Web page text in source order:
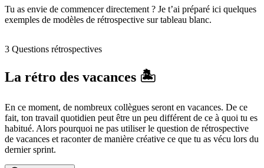
Tu as envie de commencer directement ? Je t’ai préparé ici quelques
exemples de modèles de rétrospective sur tableau blanc.
3 Questions rétrospectives
La rétro des vacances 🏝
En ce moment, de nombreux collègues seront en vacances. De ce
fait, ton travail quotidien peut être un peu différent de ce à quoi tu es
habitué. Alors pourquoi ne pas utiliser le question de rétrospective
de vacances et raconter de manière créative ce que tu as vécu lors du
dernier sprint.